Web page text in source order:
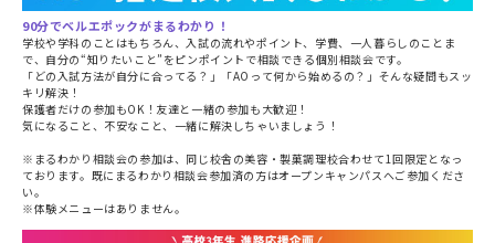
90分でベルエポックがまるわかり！
学校や学科のことはもちろん、入試の流れやポイント、学費、一人暮らしのことま
で、自分の“知りたいこと”をピンポイントで相談できる個別相談会です。
「どの入試方法が自分に合ってる？」「AOって何から始めるの？」そんな疑問もスッ
キリ解決！
保護者だけの参加もOK！友達と一緒の参加も大歓迎！
気になること、不安なこと、一緒に解決しちゃいましょう！
※まるわかり相談会の参加は、同じ校舎の美容・製菓調理校合わせて1回限定となっ
ております。既にまるわかり相談会参加済の方はオープンキャンパスへご参加くださ
い。
※体験メニューはありません。